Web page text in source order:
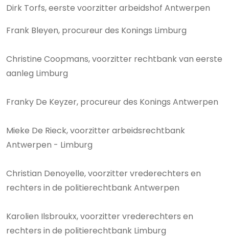
Dirk Torfs, eerste voorzitter arbeidshof Antwerpen
Frank Bleyen, procureur des Konings Limburg
Christine Coopmans, voorzitter rechtbank van eerste
aanleg Limburg
Franky De Keyzer, procureur des Konings Antwerpen
Mieke De Rieck, voorzitter arbeidsrechtbank
Antwerpen - Limburg
Christian Denoyelle, voorzitter vrederechters en
rechters in de politierechtbank Antwerpen
Karolien Ilsbroukx, voorzitter vrederechters en
rechters in de politierechtbank Limburg